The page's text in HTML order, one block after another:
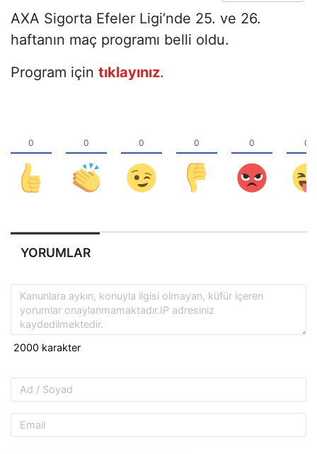
AXA Sigorta Efeler Ligi’nde 25. ve 26.
haftanın maç programı belli oldu.
Program için tıklayınız.
YORUMLAR